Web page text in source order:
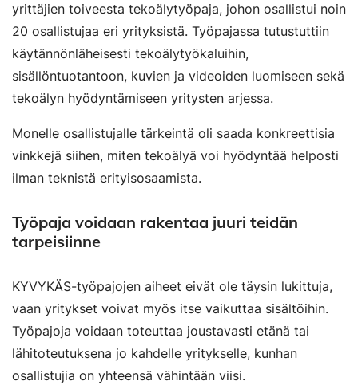
yrittäjien toiveesta tekoälytyöpaja, johon osallistui noin
20 osallistujaa eri yrityksistä. Työpajassa tutustuttiin
käytännönläheisesti tekoälytyökaluihin,
sisällöntuotantoon, kuvien ja videoiden luomiseen sekä
tekoälyn hyödyntämiseen yritysten arjessa.
Monelle osallistujalle tärkeintä oli saada konkreettisia
vinkkejä siihen, miten tekoälyä voi hyödyntää helposti
ilman teknistä erityisosaamista.
Työpaja voidaan rakentaa juuri teidän
tarpeisiinne
KYVYKÄS-työpajojen aiheet eivät ole täysin lukittuja,
vaan yritykset voivat myös itse vaikuttaa sisältöihin.
Työpajoja voidaan toteuttaa joustavasti etänä tai
lähitoteutuksena jo kahdelle yritykselle, kunhan
osallistujia on yhteensä vähintään viisi.